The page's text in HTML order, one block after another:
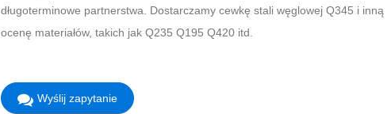
długoterminowe partnerstwa. Dostarczamy cewkę stali węglowej Q345 i inną
ocenę materiałów, takich jak Q235 Q195 Q420 itd.
Wyślij zapytanie